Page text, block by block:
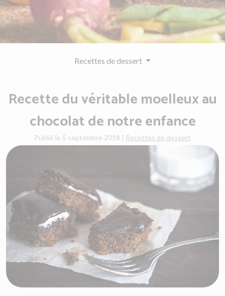
Recettes de dessert
Recette du véritable moelleux au
chocolat de notre enfance
Publié le 5 septembre 2018 | Recettes de dessert